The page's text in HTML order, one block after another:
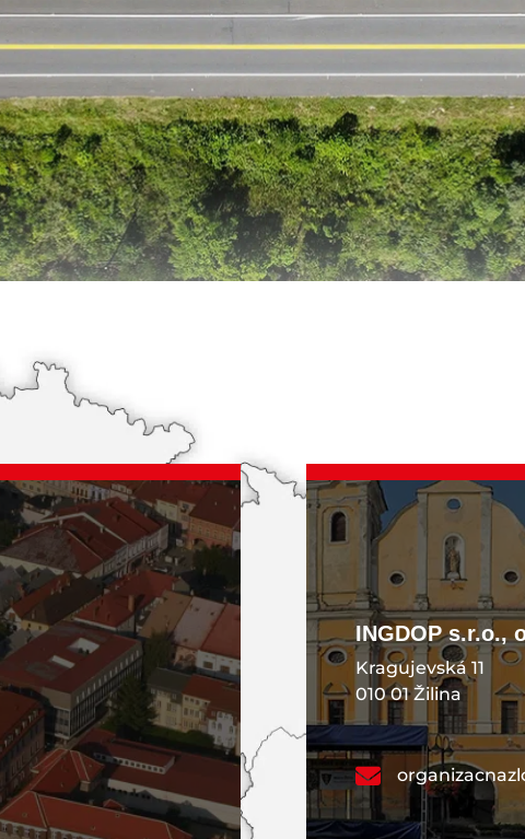
INGDOP s.r.o.,
Kragujevská 11
010 01 Žilina